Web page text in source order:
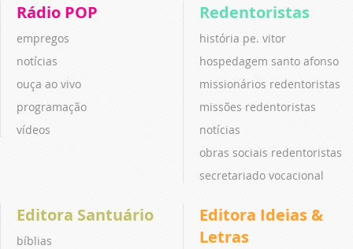
Rádio POP
empregos
notícias
ouça ao vivo
programação
vídeos
Redentoristas
história pe. vitor
hospedagem santo afonso
missionários redentoristas
missões redentoristas
notícias
obras sociais redentoristas
secretariado vocacional
Editora Santuário
bíblias
Editora Ideias &
Letras